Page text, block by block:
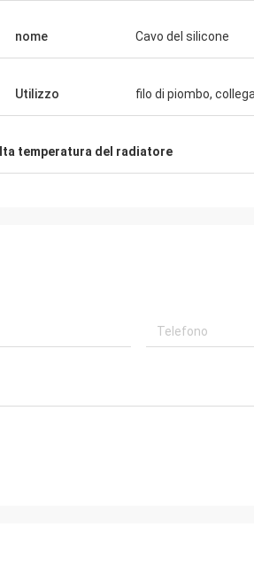
nome Cavo del silicone
Utilizzo filo di piombo,
temperatura del radiatore